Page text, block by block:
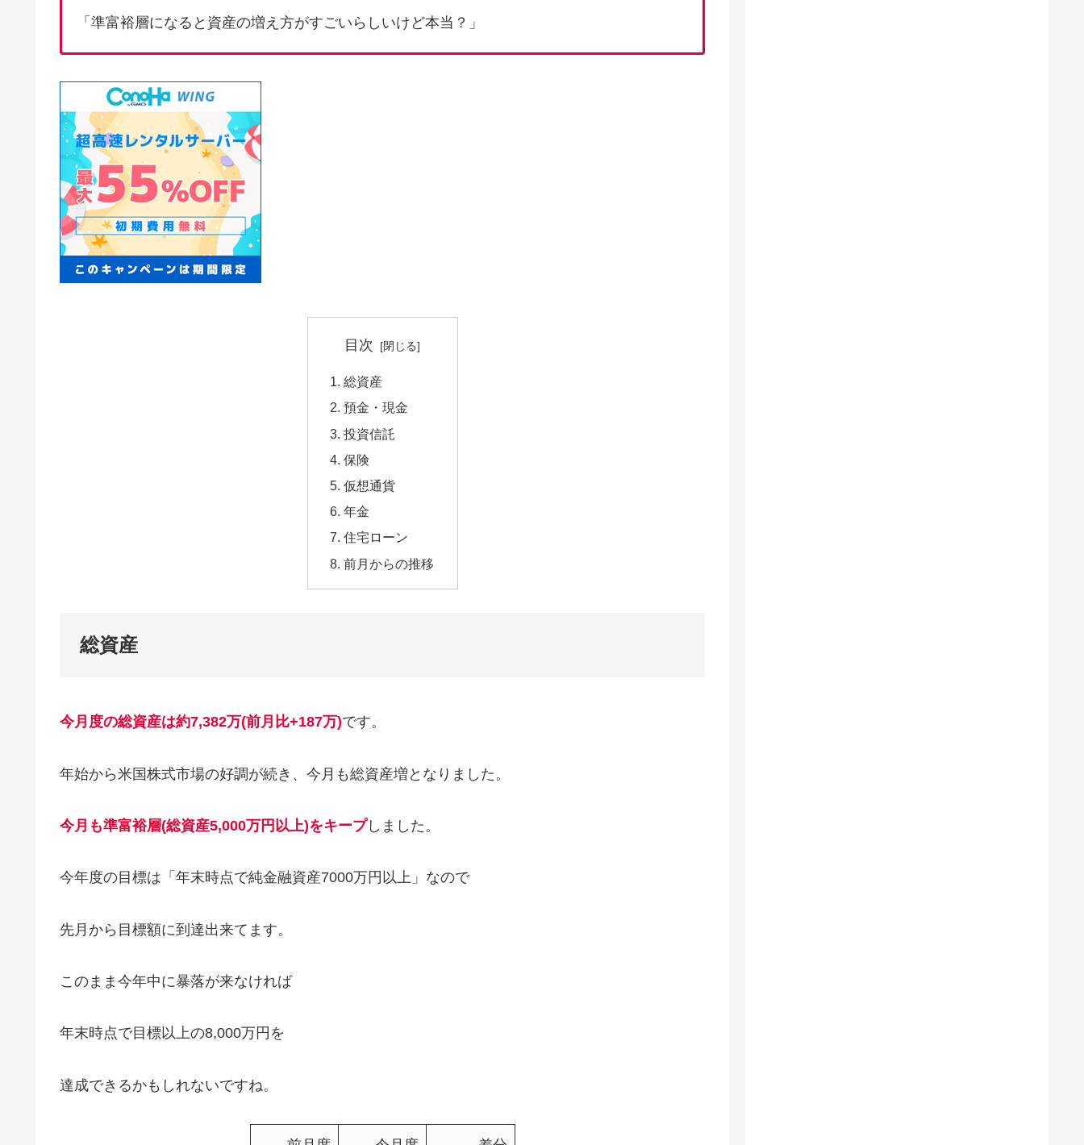
「準富裕層になると資産の増え方がすごいらしいけど本当？」
目次
総資産
預金・現金
投資信託
保険
仮想通貨
年金
住宅ローン
前月からの推移
総資産
今月度の総資産は約7,382万(前月比+187万)です。
年始から米国株式市場の好調が続き、今月も総資産増となりました。
今月も準富裕層(総資産5,000万円以上)をキープしました。
今年度の目標は「年末時点で純金融資産7000万円以上」なので
先月から目標額に到達出来てます。
このまま今年中に暴落が来なければ
年末時点で目標以上の8,000万円を
達成できるかもしれないですね。